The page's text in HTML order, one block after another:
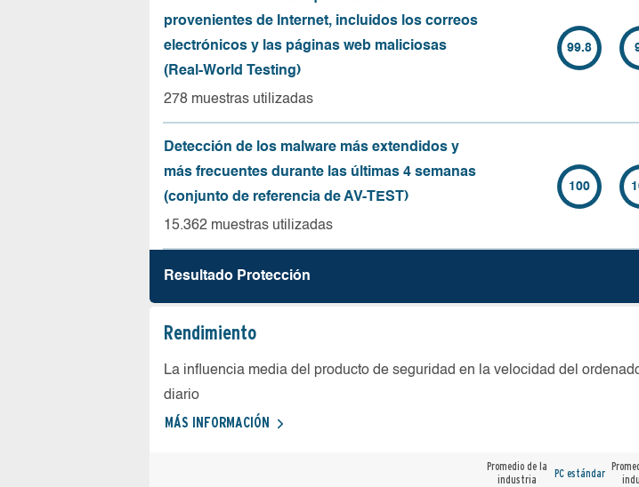
provenientes de Internet, incluidos los correos
electrónicos y las páginas web maliciosas
(Real-World Testing)
278 muestras utilizadas
99.8
Detección de los malware más extendidos y
más frecuentes durante las últimas 4 semanas
(conjunto de referencia de AV-TEST)
15.362 muestras utilizadas
100
Resultado Protección
Rendimiento
La influencia media del producto de seguridad en la velocidad del
diario
MÁS INFORMACIÓN
Promedio de la
industria
PC estándar